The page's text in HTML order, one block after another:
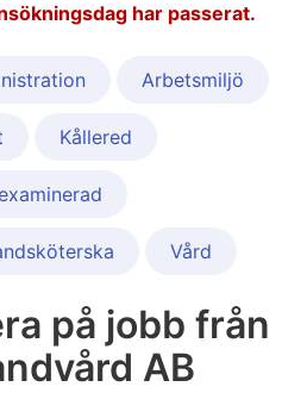
har passerat.
Arbetsmiljö
Kållered
Vård
på jobb från
AB